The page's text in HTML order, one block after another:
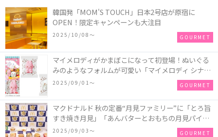
韓国発「MOM'S TOUCH」日本2号店が原宿に
OPEN！限定キャンペーンも大注目
2025/10/08〜 GOURMET
マイメロディがかまぼこになって初登場！ぬいぐる
みのようなフォルムが可愛い「マイメロディ シナモ
ロール かまぼこ」が新発売
2025/09/01〜 GOURMET
マクドナルド 秋の定番“月見ファミリー”に「とろ旨
すき焼き月見」「あんバターとおもちの月見パイ」
「月見マ ックシェイク 山梨県産シャインマスカット
2025/09/03〜 GOURMET